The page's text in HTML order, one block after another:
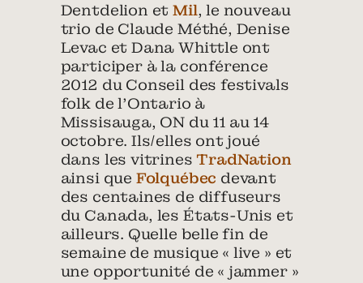
Dentdelion etMil, le nouveau
trio de Claude Méthé, Denise
Levac et Dana Whittle ont
participer à la conférence
2012 du Conseil des festivals
folk de l’Ontario à
Missisauga, ON du 11 au 14
octobre. Ils/elles ont joué
dans les vitrines TradNation
ainsi que Folquébec devant
des centaines de diffuseurs
du Canada, les États-Unis et
ailleurs. Quelle belle fin de
semaine de musique « live » et
une opportunité de « jammer »